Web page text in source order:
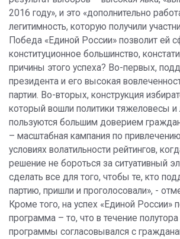
2016 году», и это «дополнительно
легитимность, которую получили
Победа «Единой России» позволит ей
конституционное большинство,
причины этого успеха? Во-первых,
президента и его высокая
партии. Во-вторых, конструкция
который вошли политики тяжеловесы
пользуются большим доверием
– масштабная кампания по
условиях волатильности рейтингов,
решение не бороться за ситуативный
сделать все для того, чтобы те, кто
партию, пришли и проголосовали», -
Кроме того, на успех «Единой России»
программа – то, что в течение
программы согласовывался с